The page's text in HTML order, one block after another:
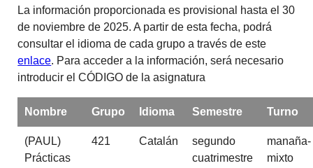
La información proporcionada es provisional hasta el 30
de noviembre de 2025. A partir de esta fecha, podrá
consultar el idioma de cada grupo a través de este
enlace. Para acceder a la información, será necesario
introducir el CÓDIGO de la asignatura
Nombre Grupo Idioma Semestre Turno
(PAUL)
Prácticas
421 Catalán
segundo
cuatrimestre
manaña-
mixto